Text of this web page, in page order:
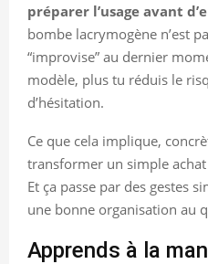
préparer l’usage avant
bombe lacrymogène n’est
“improvise” au dernier
modèle, plus tu réduis le
d’hésitation.
Ce que cela implique,
transformer un simple
Et ça passe par des gestes
une bonne organisation au
Apprends à la